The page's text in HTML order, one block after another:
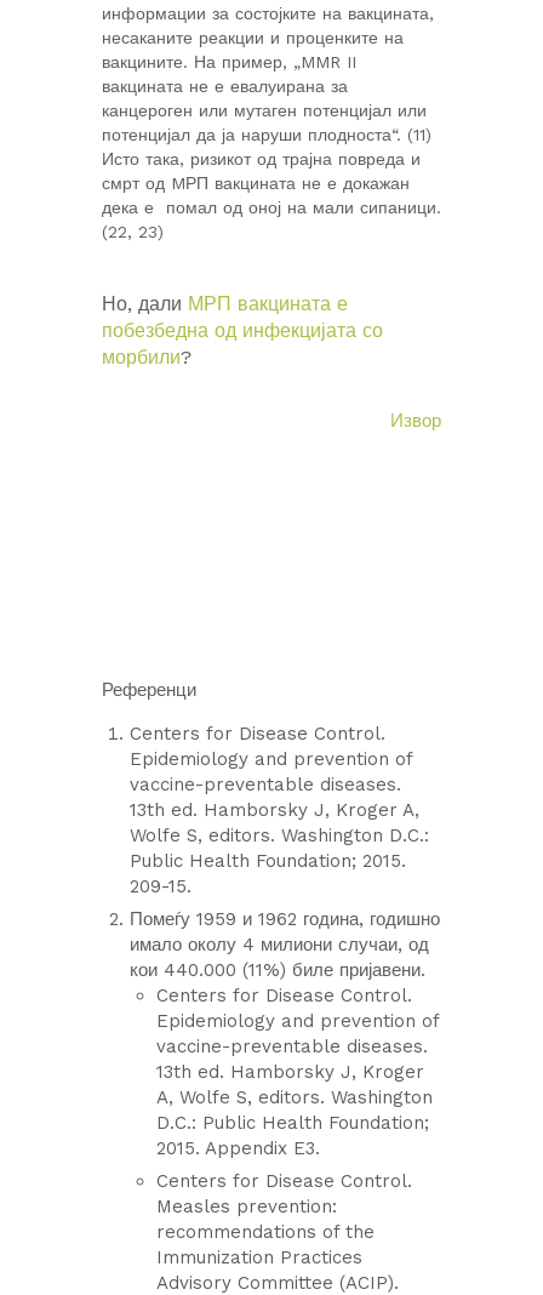
информации за состојките на вакцината,
несаканите реакции и проценките на
вакцините. На пример, „MMR II
вакцината не е евалуирана за
канцероген или мутаген потенцијал или
потенцијал да ја наруши плодноста“. (11)
Исто така, ризикот од трајна повреда и
смрт од MРП вакцината не е докажан
дека е помал од оној на мали сипаници.
(22, 23)
Но, дали МРП вакцината е
побезбедна од инфекцијата со
морбили?
Извор
Референци
Centers for Disease Control.
Epidemiology and prevention of
vaccine-preventable diseases.
13th ed. Hamborsky J, Kroger A,
Wolfe S, editors. Washington D.C.:
Public Health Foundation; 2015.
209-15.
Помеѓу 1959 и 1962 година, годишно
имало околу 4 милиони случаи, од
кои 440.000 (11%) биле пријавени.
Centers for Disease Control.
Epidemiology and prevention of
vaccine-preventable diseases.
13th ed. Hamborsky J, Kroger
A, Wolfe S, editors. Washington
D.C.: Public Health Foundation;
2015. Appendix E3.
Centers for Disease Control.
Measles prevention:
recommendations of the
Immunization Practices
Advisory Committee (ACIP).